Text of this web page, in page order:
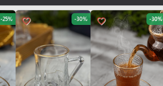
favorite_border -30%
favorite_border -30%
-25%